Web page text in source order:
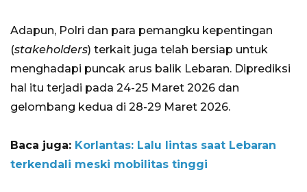
Adapun, Polri dan para pemangku kepentingan
(stakeholders) terkait juga telah bersiap untuk
menghadapi puncak arus balik Lebaran. Diprediksi
hal itu terjadi pada 24-25 Maret 2026 dan
gelombang kedua di 28-29 Maret 2026.
Baca juga: Korlantas: Lalu lintas saat Lebaran
terkendali meski mobilitas tinggi